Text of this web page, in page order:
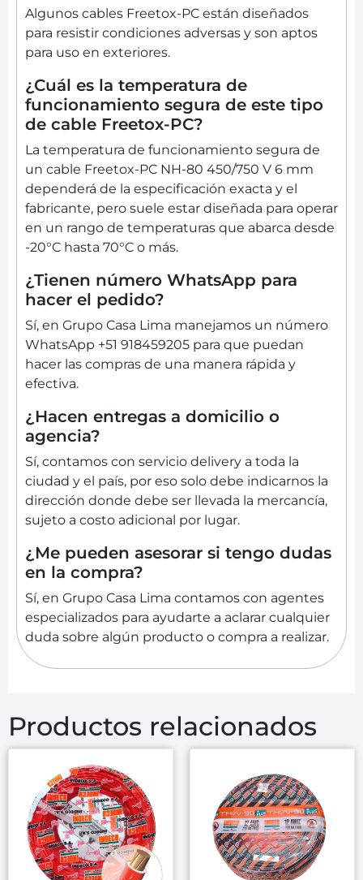
Algunos cables Freetox-PC están diseñados
para resistir condiciones adversas y son aptos
para uso en exteriores.
¿Cuál es la temperatura de
funcionamiento segura de este tipo
de cable Freetox-PC?
La temperatura de funcionamiento segura de
un cable Freetox-PC NH-80 450/750 V 6 mm
dependerá de la especificación exacta y el
fabricante, pero suele estar diseñada para operar
en un rango de temperaturas que abarca desde
-20°C hasta 70°C o más.
¿Tienen número WhatsApp para
hacer el pedido?
Sí, en Grupo Casa Lima manejamos un número
WhatsApp +51 918459205 para que puedan
hacer las compras de una manera rápida y
efectiva.
¿Hacen entregas a domicilio o
agencia?
Sí, contamos con servicio delivery a toda la
ciudad y el país, por eso solo debe indicarnos la
dirección donde debe ser llevada la mercancía,
sujeto a costo adicional por lugar.
¿Me pueden asesorar si tengo dudas
en la compra?
Sí, en Grupo Casa Lima contamos con agentes
especializados para ayudarte a aclarar cualquier
duda sobre algún producto o compra a realizar.
Productos relacionados